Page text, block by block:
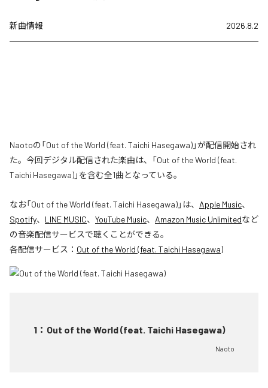
新曲情報 2026.8.2
Naotoの「Out of the World (feat. Taichi Hasegawa)」が配信開始され
た。今回デジタル配信された楽曲は、「Out of the World (feat.
Taichi Hasegawa)」を含む全1曲となっている。
なお「Out of the World (feat. Taichi Hasegawa)」は、 Apple Music、
Spotify、 LINE MUSIC、 YouTube Music、 Amazon Music Unlimitedなど
の音楽配信サービスで聴くことができる。
各配信サービス： Out of the World (feat. Taichi Hasegawa)
1 ： Out of the World (feat. Taichi Hasegawa)
Naoto